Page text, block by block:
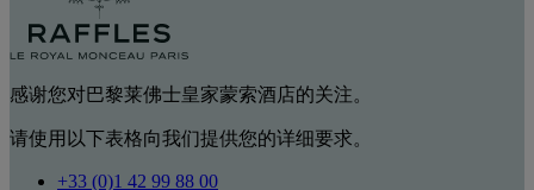
感谢您对巴黎莱佛士皇家蒙索酒店的关注。
请使用以下表格向我们提供您的详细要求。
+33 (0)1 42 99 88 00